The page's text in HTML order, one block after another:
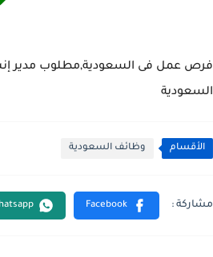
فرص عمل فى السعودية,مطلوب مدير
السعودية
الأقسام وظائف السعودية